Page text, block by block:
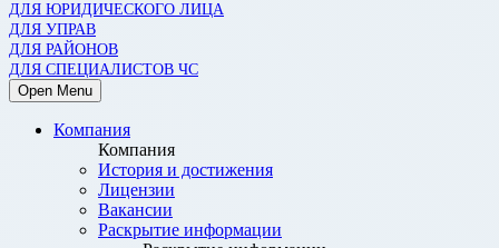
ДЛЯ ЮРИДИЧЕСКОГО ЛИЦА
ДЛЯ УПРАВ
ДЛЯ РАЙОНОВ
ДЛЯ СПЕЦИАЛИСТОВ ЧС
Open Menu
Компания
Компания
История и достижения
Лицензии
Вакансии
Раскрытие информации